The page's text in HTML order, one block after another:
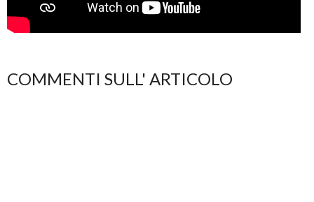
COMMENTI SULL' ARTICOLO